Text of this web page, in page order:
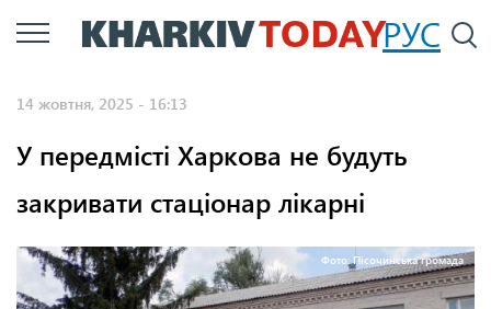
Перейти
до
РУС
14 жовтня, 2025 - 16:13
У передмісті Харкова не будуть
закривати стаціонар лікарні
Фото: Пісочинська громада